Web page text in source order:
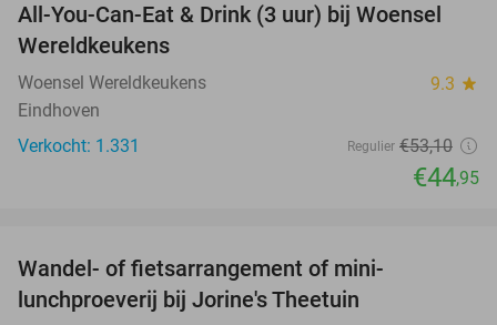
15%
All-You-Can-Eat & Drink (3 uur) bij Woensel
Wereldkeukens
Woensel Wereldkeukens 9.3 star
Eindhoven
Verkocht: 1.331
Regulier €53,10
€44,95
Wandel- of fietsarrangement of mini-
lunchproeverij bij Jorine's Theetuin